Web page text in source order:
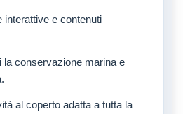
interattive e contenuti
la conservazione marina e
al coperto adatta a tutta la